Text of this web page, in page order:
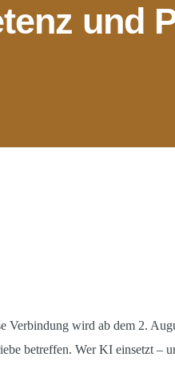
und
Verbindung wird ab dem 2.
betreffen. Wer KI einsetzt –